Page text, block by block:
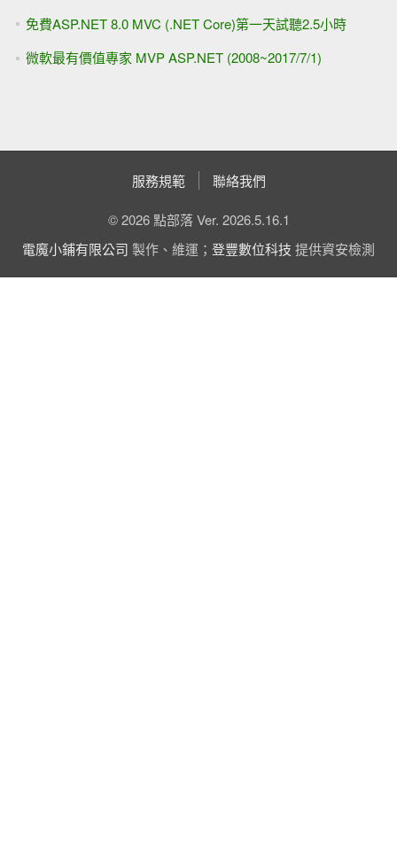
免費ASP.NET 8.0 MVC (.NET Core)第一天試聽2.5小時
微軟最有價值專家 MVP ASP.NET (2008~2017/7/1)
服務規範 聯絡我們
© 2026 點部落 Ver. 2026.5.16.1
電魔小鋪有限公司 製作、維運； 登豐數位科技 提供資安檢測